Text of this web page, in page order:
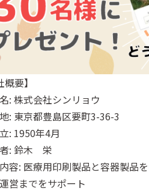
概要】
: 株式会社シンリョウ
: 東京都豊島区要町3-36-3
: 1950年4月
: 鈴木 栄
容: 医療用印刷製品と容器製品
営までをサポート